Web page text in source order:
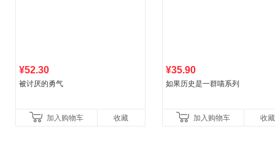
¥52.30
被讨厌的勇气
加入购物车 收藏
¥35.90
如果历史是一群喵系列
加入购物车 收藏